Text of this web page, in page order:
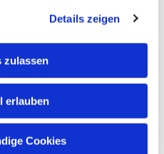
Details zeigen
zulassen
erlauben
Cookies